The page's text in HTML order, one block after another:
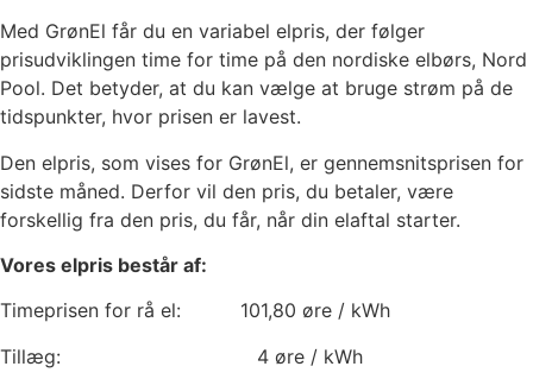
Med GrønEl får du en variabel elpris, der følger
prisudviklingen time for time på den nordiske elbørs, Nord
Pool. Det betyder, at du kan vælge at bruge strøm på de
tidspunkter, hvor prisen er lavest.
Den elpris, som vises for GrønEl, er gennemsnitsprisen for
sidste måned. Derfor vil den pris, du betaler, være
forskellig fra den pris, du får, når din elaftal starter.
Vores elpris består af:
Timeprisen for rå el: 101,80 øre / kWh
Tillæg: 4 øre / kWh